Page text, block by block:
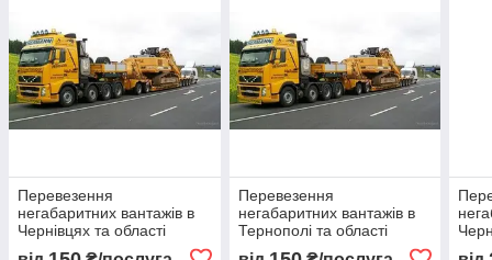
Перевезення
негабаритних вантажів в
Чернівцях та області
Перевезення
негабаритних вантажів в
Тернополі та області